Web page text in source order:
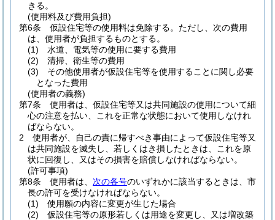
きる。
(使用料及び費用負担)
第6条
仮設住宅等の使用料は免除する。 ただし、次の費用
は、使用者が負担するものとする。
(1)
水道、電気等の使用に要する費用
(2)
清掃、衛生等の費用
(3)
その他使用者が仮設住宅等を使用することに関し必要
となった費用
(使用者の義務)
第7条
使用者は、仮設住宅等又は共同施設の使用について細
心の注意を払い、これを正常な状態において使用しなけれ
ばならない。
2
使用者が、自己の責に帰すべき事由によって仮設住宅等又
は共同施設を滅失し、若しくはき損したときは、これを原
状に回復し、又はその損害を賠償しなければならない。
(許可事項)
第8条
使用者は、 次の各号のいずれかに該当するときは、市
長の許可を受けなければならない。
(1)
使用願の内容に変更が生じた場合
(2)
仮設住宅等の原形若しくは用途を変更し、又は増改築